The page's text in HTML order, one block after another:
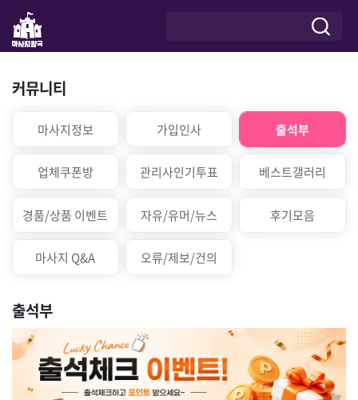
커뮤니티
마사지정보 가입인사 출석부
업체쿠폰방 관리사인기투표 베스트갤러리
경품/상품 이벤트 자유/유머/뉴스 후기모음
마사지 Q&A 오류/제보/건의
출석부